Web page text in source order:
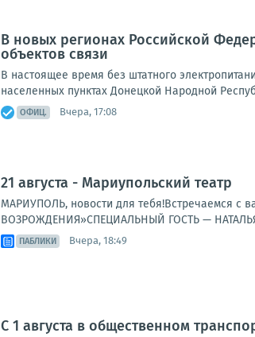
В новых регионах Российской
объектов связи
В настоящее время без штатного
населенных пунктах Донецкой Народной
ОФИЦ. Вчера, 17:08
21 августа - Мариупольский театр
МАРИУПОЛЬ, новости для тебя!Встречаемся с
ВОЗРОЖДЕНИЯ»СПЕЦИАЛЬНЫЙ ГОСТЬ — НАТАЛЬЯ
ПАБЛИКИ Вчера, 18:49
С 1 августа в общественном